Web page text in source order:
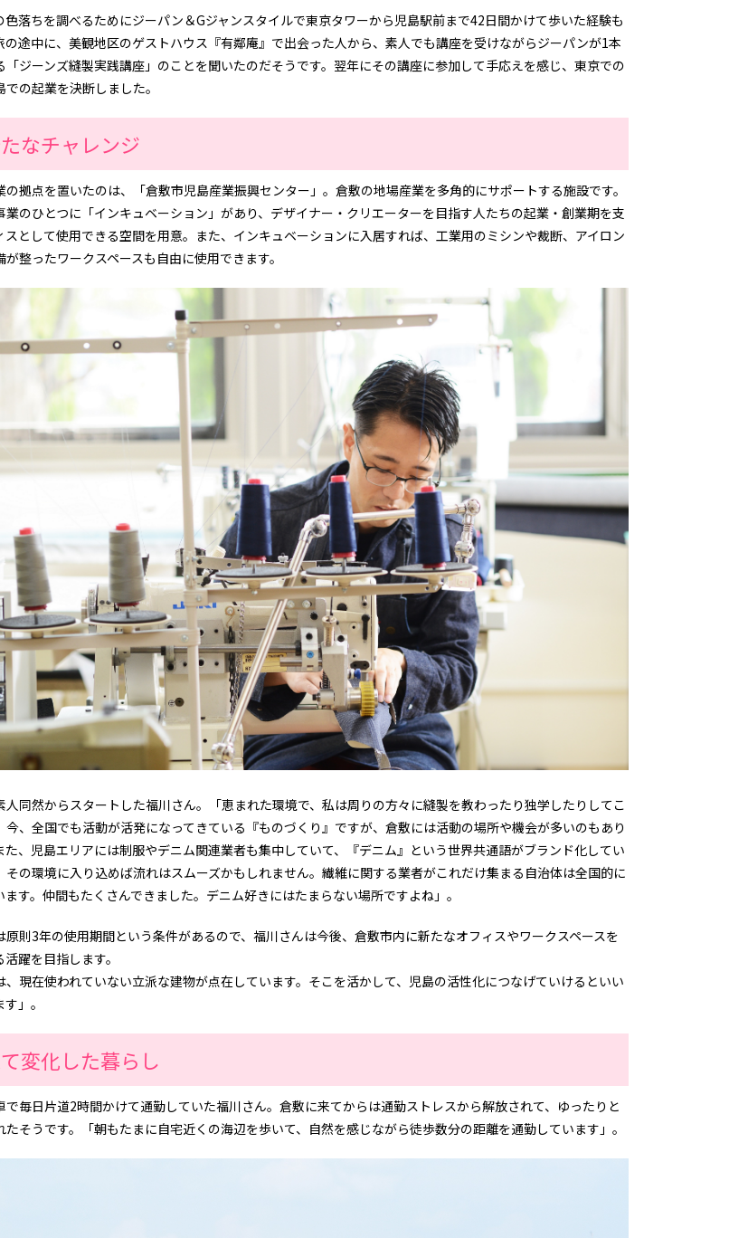
色落ちを調べるためにジーパン＆Gジャンスタイルで東京タワーから児島駅前まで42日間かけて歩いた経験も
の途中に、美観地区のゲストハウス『有鄰庵』で出会った人から、素人でも講座を受けながらジーパンが1本
「ジーンズ縫製実践講座」のことを聞いたのだそうです。翌年にその講座に参加して手応えを感じ、東京での
の起業を決断しました。
なチャレンジ
拠点を置いたのは、「倉敷市児島産業振興センター」。倉敷の地場産業を多角的にサポートする施設です。
業のひとつに「インキュベーション」があり、デザイナー・クリエーターを目指す人たちの起業・創業期を支
スとして使用できる空間を用意。また、インキュベーションに入居すれば、工業用のミシンや裁断、アイロン
整ったワークスペースも自由に使用できます。
人同然からスタートした福川さん。「恵まれた環境で、私は周りの方々に縫製を教わったり独学したりしてこ
今、全国でも活動が活発になってきている『ものづくり』ですが、倉敷には活動の場所や機会が多いのもあり
た、児島エリアには制服やデニム関連業者も集中していて、『デニム』という世界共通語がブランド化してい
その環境に入り込めば流れはスムーズかもしれません。繊維に関する業者がこれだけ集まる自治体は全国的に
ます。仲間もたくさんできました。デニム好きにはたまらない場所ですよね」。
原則3年の使用期間という条件があるので、福川さんは今後、倉敷市内に新たなオフィスやワークスペースを
躍を目指します。
、現在使われていない立派な建物が点在しています。そこを活かして、児島の活性化につなげていけるといい
」。
変化した暮らし
で毎日片道2時間かけて通勤していた福川さん。倉敷に来てからは通勤ストレスから解放されて、ゆったりと
たそうです。「朝もたまに自宅近くの海辺を歩いて、自然を感じながら徒歩数分の距離を通勤しています」。